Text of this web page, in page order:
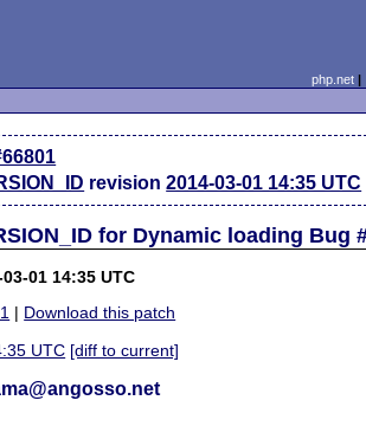
php.net
revision2014-03-01 14:35 UTC
for Dynamic loading Bug
01 14:35 UTC
| Download this patch
UTC [diff to current]